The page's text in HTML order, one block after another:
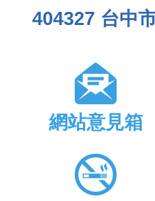
404327 台中
網站意見箱